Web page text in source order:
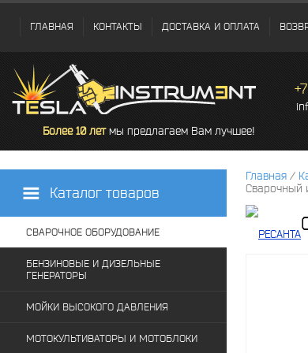
ГЛАВНАЯ КОНТАКТЫ ДОСТАВКА И ОПЛАТА
Более 10 летмы предлагаем Вам лучшее!
Каталог товаров
СВАРОЧНОЕ ОБОРУДОВАНИЕ
БЕНЗИНОВЫЕ И ДИЗЕЛЬНЫЕ
ГЕНЕРАТОРЫ
МОЙКИ ВЫСОКОГО ДАВЛЕНИЯ
МОТОКУЛЬТИВАТОРЫ И МОТОБЛОКИ
Главная /
Сварочный